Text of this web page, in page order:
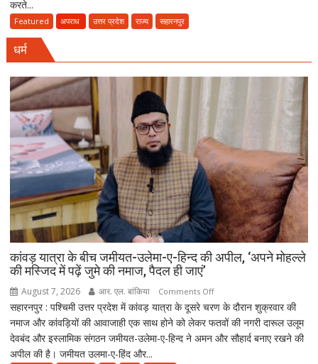
बाद
फैसला,
के
गनर
ढाका
के
हत्यारों
को
उम्रकैद,
मुकीम
शूटरों
करते...
Featured अपराध उत्तर प्रदेश राज्य सहारनपुर
धर्म
कांवड़ यात्रा के बीच जमीयत-उलेमा-ए-हिन्द की अपील, ‘अपने मोहल्ले
की मस्जिद में पढ़ें जुमे की नमाज, पैदल ही जाएं’
August 7, 2026 आर. एल. बांकिया Comments Offon
कांवड़
यात्रा
के
सहारनपुर : पश्चिमी उत्तर प्रदेश में कांवड़ यात्रा के दूसरे चरण के दौरान शुक्रवार की
नमाज और कांवड़ियों की आवाजाही एक साथ होने को लेकर फतवों की नगरी दारूल उलूम
देवबंद और इस्लामिक संगठन जमीयत-उलेमा-ए-हिन्द ने अमन और सौहार्द बनाए रखने की
अपील की है। जमीयत उलमा-ए-हिंद और...